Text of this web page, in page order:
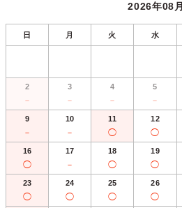
2026年08月
日 月 火 水
2
－
3
－
4
－
5
－
9
－
10
－
11
◯
12
◯
16
◯
17
－
18
◯
19
◯
23
◯
24
◯
25
◯
26
◯